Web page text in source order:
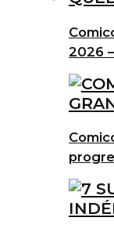
2026